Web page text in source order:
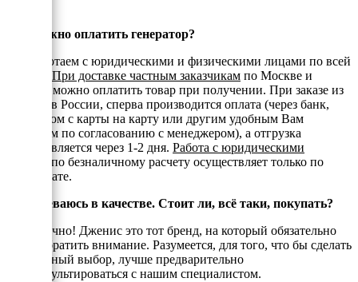
Как можно оплатить генератор?
Мы работаем с юридическими и физическими лицами по всей
При доставке частным заказчикам по Москве и
области можно оплатить товар при получении. При заказе из
регионов России, сперва производится оплата (через банк,
переводом с карты на карту или другим удобным Вам
способом по согласованию с менеджером), а отгрузка
осуществляется через 1-2 дня. Работа с юридическими
по безналичному расчету осуществляет только по
предоплате.
Я сомневаюсь в качестве. Стоит ли, всё таки, покупать?
Да, конечно! Дженис это тот бренд, на который обязательно
стоит обратить внимание. Разумеется, для того, что бы сделать
правильный выбор, лучше предварительно
проконсультироваться с нашим специалистом.